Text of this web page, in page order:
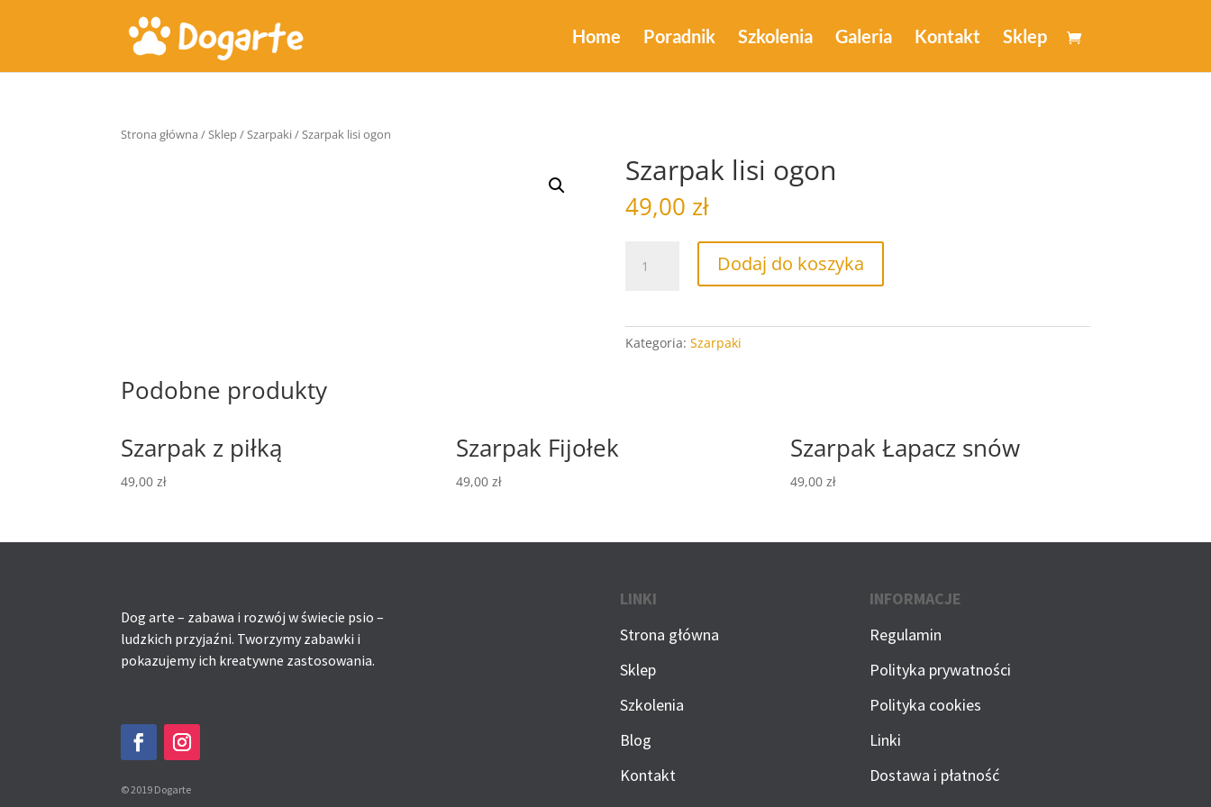
Home Poradnik Szkolenia Galeria Kontakt Sklep
Strona główna /Sklep/Szarpaki/ Szarpak lisi ogon
Szarpak lisi ogon
49,00 zł
Szarpak
Dodaj do koszyka
Kategoria: Szarpaki
Podobne produkty
Szarpak z piłką
49,00zł
Szarpak Fijołek
49,00 zł
Szarpak Łapacz snów
49,00zł
Dog arte – zabawa i rozwój w świecie psio –
ludzkich przyjaźni. Tworzymy zabawki i
pokazujemy ich kreatywne zastosowania.
© 2019 Dogarte
LINKI
Strona główna
Sklep
Szkolenia
Blog
Kontakt
INFORMACJE
Regulamin
Polityka prywatności
Polityka cookies
Linki
Dostawa i płatność